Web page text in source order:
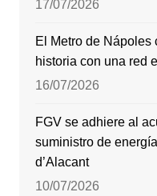
17/07/2026
El Metro de Nápoles
historia con una red
16/07/2026
FGV se adhiere al
suministro de
d’Alacant
10/07/2026